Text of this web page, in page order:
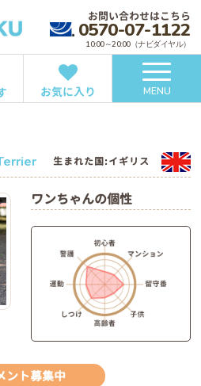
お問い合わせはこちら
0570-07-1122
10:00～20:00（ナビダイヤル）
お気に入り MENU
生まれた国:イギリス
ワンちゃんの個性
ント募集中